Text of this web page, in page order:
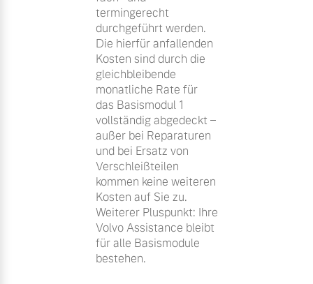
termingerecht
durchgeführt werden.
Die hierfür anfallenden
Kosten sind durch die
gleichbleibende
monatliche Rate für
das Basismodul 1
vollständig abgedeckt –
außer bei Reparaturen
und bei Ersatz von
Verschleißteilen
kommen keine weiteren
Kosten auf Sie zu.
Weiterer Pluspunkt: Ihre
Volvo Assistance bleibt
für alle Basismodule
bestehen.